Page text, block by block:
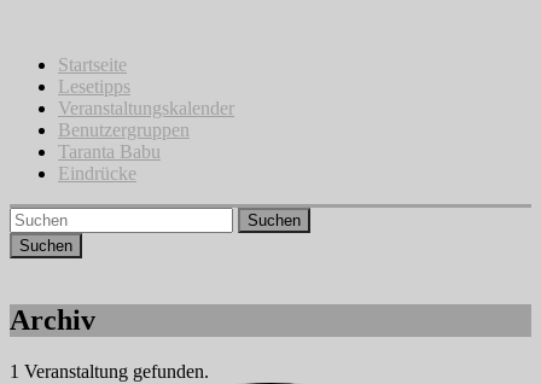
springenStartseite
Lesetipps
Veranstaltungskalender
Benutzergruppen
Taranta Babu
Eindrücke
Suchen
Archiv
1 Veranstaltung gefunden.